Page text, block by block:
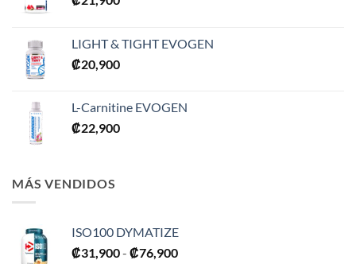
LIGHT & TIGHT EVOGEN
₡20,900
L-Carnitine EVOGEN
₡22,900
MÁS VENDIDOS
ISO100 DYMATIZE
₡31,900- ₡76,900Rango